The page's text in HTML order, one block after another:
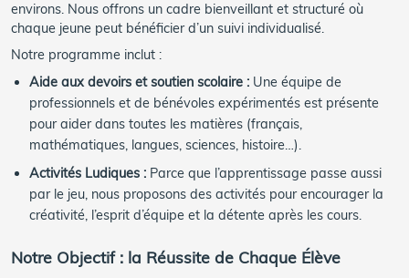
environs. Nous offrons un cadre bienveillant et structuré où
chaque jeune peut bénéficier d’un suivi individualisé.
Notre programme inclut :
Aide aux devoirs et soutien scolaire : Une équipe de
professionnels et de bénévoles expérimentés est présente
pour aider dans toutes les matières (français,
mathématiques, langues, sciences, histoire…).
Activités Ludiques : Parce que l’apprentissage passe aussi
par le jeu, nous proposons des activités pour encourager la
créativité, l’esprit d’équipe et la détente après les cours.
Notre Objectif : la Réussite de Chaque Élève